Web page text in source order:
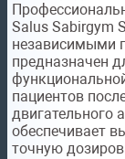
Salus Sabirgym
независимыми
предназначен
пациентов
двигательного
обеспечивает
точную